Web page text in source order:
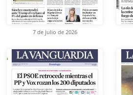
7 de julio de 2026